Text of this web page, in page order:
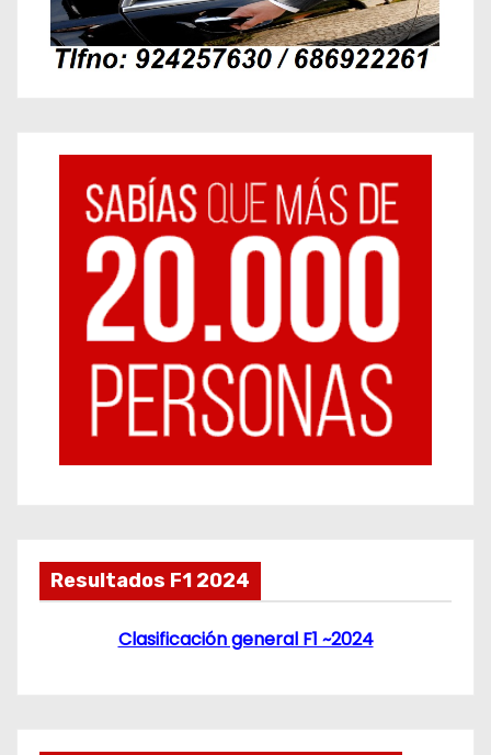
Resultados F1 2024
Clasificación general F1 ~2024